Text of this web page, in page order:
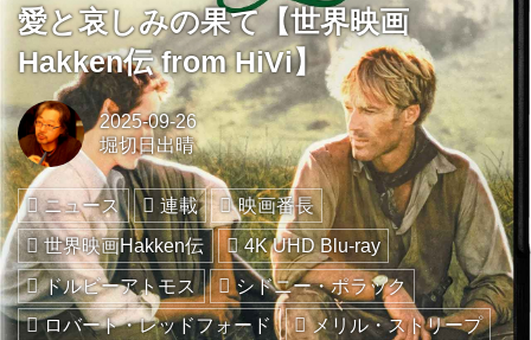
愛と哀しみの果て【世界映画
Hakken伝 from HiVi】
2025-09-26
堀切日出晴
ニュース 連載
映画番長
世界映画Hakken伝
4K UHD Blu-ray
ドルビーアトモス
シドニー・ポラック
ロバート・レッドフォード
メリル・ストリープ